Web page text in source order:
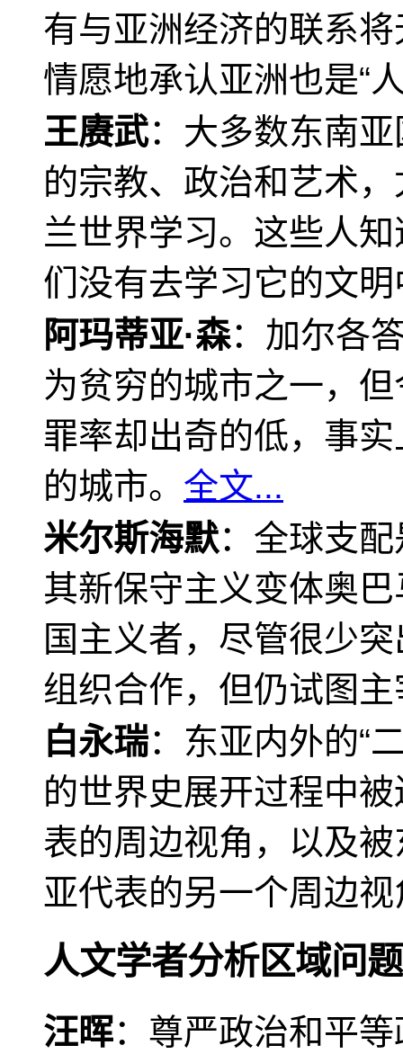
有与亚洲经济的联系
情愿地承认亚洲也是“
王赓武：大多数东南
的宗教、政治和艺术
兰世界学习。这些人
们没有去学习它的文
阿玛蒂亚·森：加尔各
为贫穷的城市之一，
罪率却出奇的低，事
的城市。 全文...
米尔斯海默：全球支
其新保守主义变体奥
国主义者，尽管很少
组织合作，但仍试图
白永瑞：东亚内外的“
的世界史展开过程中
表的周边视角，以及
亚代表的另一个周边视
人文学者分析区域问题
汪晖：尊严政治和平